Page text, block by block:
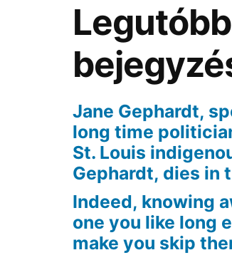
Jane Gephardt,
long time
St. Louis
Gephardt, dies in
Indeed, knowing
one you like long
make you skip